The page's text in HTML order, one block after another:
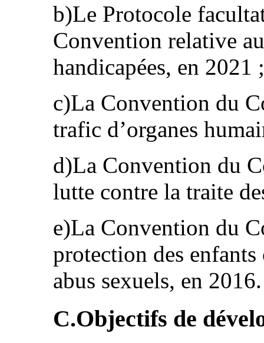
b)Le Protocole
Convention relative
handicapées, en 2021 ;
c)La Convention du
trafic d’organes
d)La Convention du
lutte contre la traite
e)La Convention du
protection des
abus sexuels, en 2016.
C.Objectifs de